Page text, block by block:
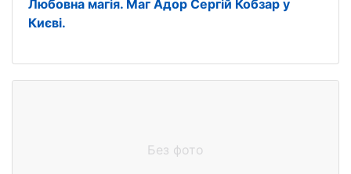
Любовна магія. Маг Адор Сергій Кобзар у
Києві.
Без фото